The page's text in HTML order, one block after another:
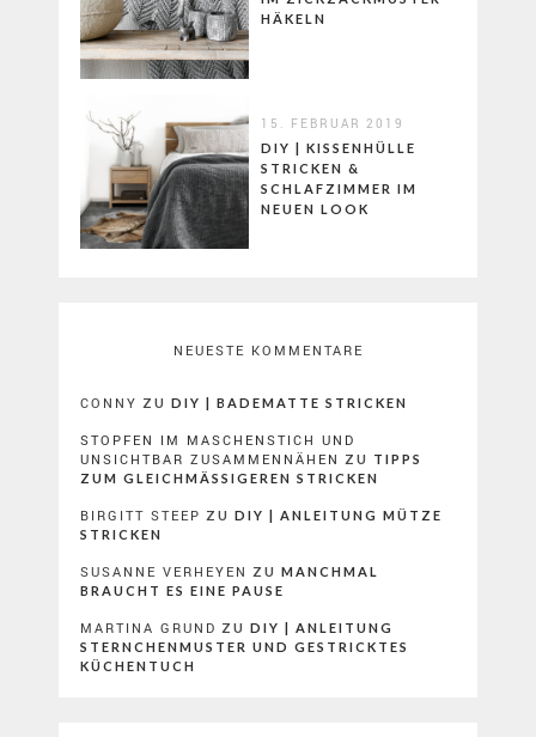
HÄKELN
15. FEBRUAR 2019
DIY | KISSENHÜLLE
STRICKEN &
SCHLAFZIMMER IM
NEUEN LOOK
NEUESTE KOMMENTARE
CONNY ZU DIY | BADEMATTE STRICKEN
STOPFEN IM MASCHENSTICH UND
UNSICHTBAR ZUSAMMENNÄHEN
ZU TIPPS
ZUM GLEICHMÄSSIGEREN STRICKEN
BIRGITT STEEP ZU DIY | ANLEITUNG MÜTZE
STRICKEN
SUSANNE VERHEYEN ZU MANCHMAL
BRAUCHT ES EINE PAUSE
MARTINA GRUND ZU DIY | ANLEITUNG
STERNCHENMUSTER UND GESTRICKTES
KÜCHENTUCH